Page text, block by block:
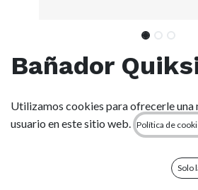
Bañador
Everyday 16" -
Navy
- Tejido: tejido 100% poliéster
Utilizamos cookies para ofrecerle una
usuario en este sitio web.
Política de
Solo